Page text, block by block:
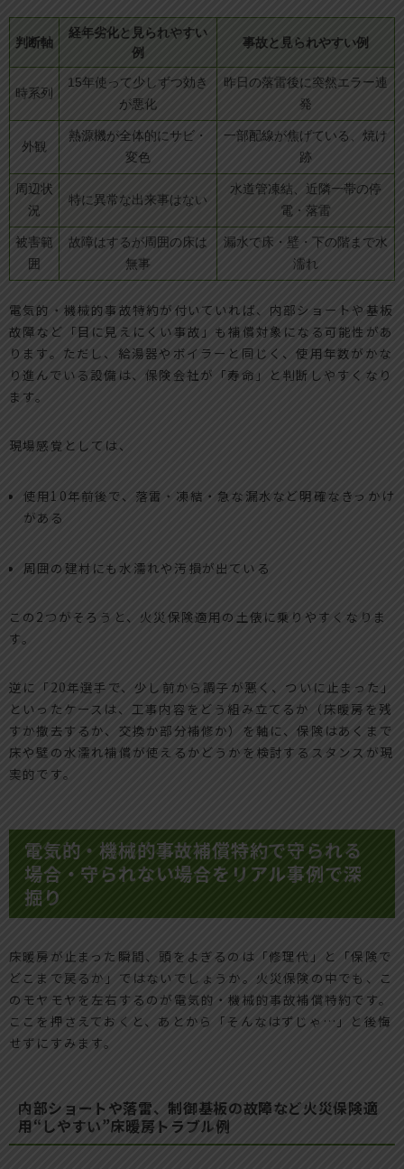
判断軸
経年劣化と見られやすい
例
事故と見られやすい例
時系列
15年使って少しずつ効き
が悪化
昨日の落雷後に突然エラー連
発
外観
熱源機が全体的にサビ・
変色
一部配線が焦げている、焼け
跡
周辺状
況
特に異常な出来事はない
水道管凍結、近隣一帯の停
電・落雷
被害範
囲
故障はするが周囲の床は
無事
漏水で床・壁・下の階まで水
濡れ
電気的・機械的事故特約が付いていれば、内部ショートや基板
故障など「目に見えにくい事故」も補償対象になる可能性があ
ります。ただし、給湯器やボイラーと同じく、使用年数がかな
り進んでいる設備は、保険会社が「寿命」と判断しやすくなり
ます。
現場感覚としては、
使用10年前後で、落雷・凍結・急な漏水など明確なきっかけ
がある
周囲の建材にも水濡れや汚損が出ている
この2つがそろうと、火災保険適用の土俵に乗りやすくなりま
す。
逆に「20年選手で、少し前から調子が悪く、ついに止まった」
といったケースは、工事内容をどう組み立てるか（床暖房を残
すか撤去するか、交換か部分補修か）を軸に、保険はあくまで
床や壁の水濡れ補償が使えるかどうかを検討するスタンスが現
実的です。
電気的・機械的事故補償特約で守られる
場合・守られない場合をリアル事例で深
掘り
床暖房が止まった瞬間、頭をよぎるのは「修理代」と「保険で
どこまで戻るか」ではないでしょうか。火災保険の中でも、こ
のモヤモヤを左右するのが電気的・機械的事故補償特約です。
ここを押さえておくと、あとから「そんなはずじゃ…」と後悔
せずにすみます。
内部ショートや落雷、制御基板の故障など火災保険適
用“しやすい”床暖房トラブル例